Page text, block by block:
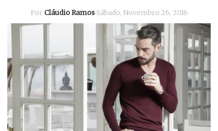
Por Cláudio Ramos Sábado, Novembro 26, 2016